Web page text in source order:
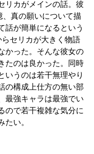
リカがメインの話。彼
真の願いについて描
話が簡単になるという
セリカが大きく物語
かった。そんな彼女の
たのは良かった。同時
いうのは若干無理やり
の構成上仕方の無い部
最強キャラは最強でい
ので若干複雑な気分に
たい。